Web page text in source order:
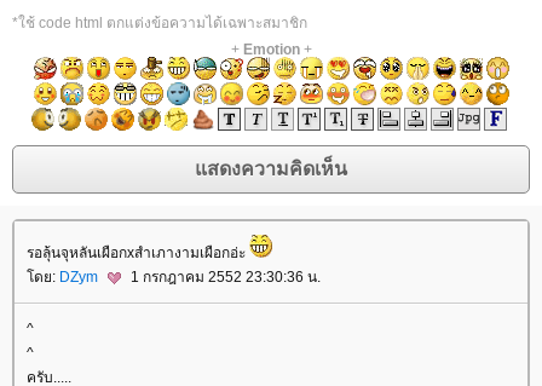
*ใช้ code html ตกแต่งข้อความได้เฉพาะสมาชิก
+ Emotion+
รอลุ้นจุหลันเผือกxสำเภางามเผือกอ่ะ
ดย: DZym 1 กรกฎาคม 2552 23:30:36 น.
^
^
ครับ.....